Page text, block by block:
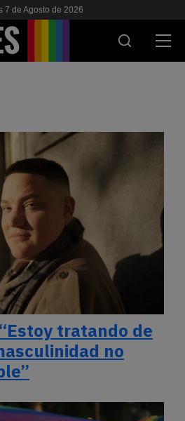
7 de Agosto de 2026
APOYANOS
ES EN
tratando de
no